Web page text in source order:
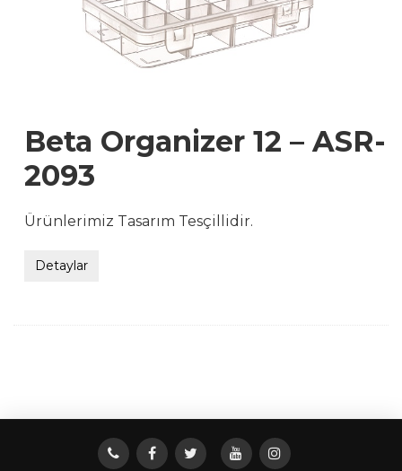
Beta Organizer 12 – ASR-
2093
Ürünlerimiz Tasarım Tesçillidir.
Detaylar